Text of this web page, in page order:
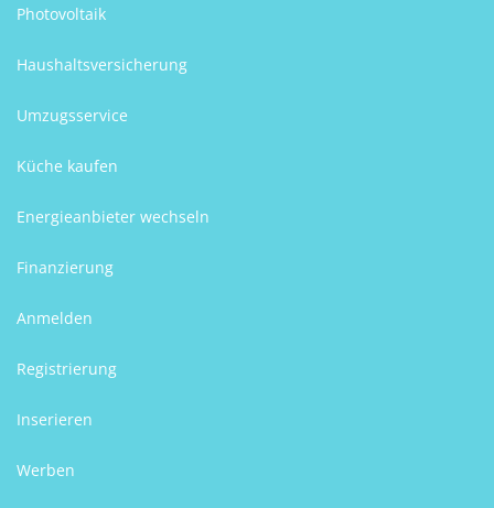
Photovoltaik
Haushaltsversicherung
Umzugsservice
Küche kaufen
Energieanbieter wechseln
Finanzierung
Anmelden
Registrierung
Inserieren
Werben